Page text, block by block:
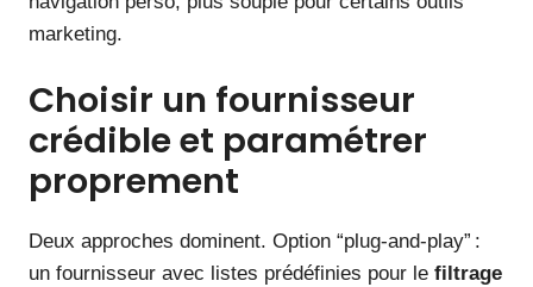
marketing.
Choisir un fournisseur
crédible et paramétrer
proprement
Deux approches dominent. Option “plug-and-play” :
un fournisseur avec listes prédéfinies pour le filtrage